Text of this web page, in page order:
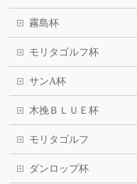
霧島杯
モリタゴルフ杯
サンA杯
木挽ＢＬＵＥ杯
モリタゴルフ
ダンロップ杯